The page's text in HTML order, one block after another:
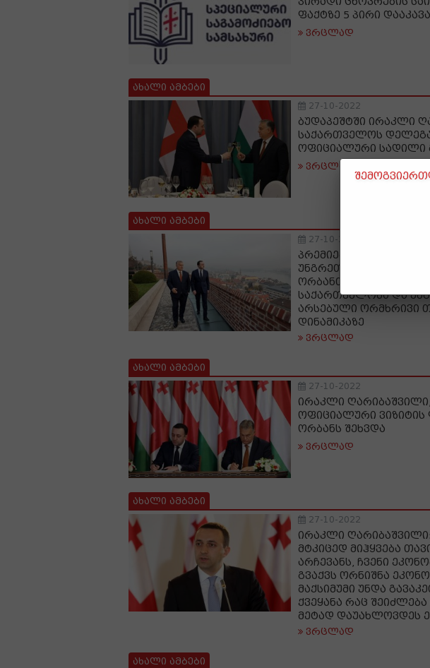
ფაქტზე 5 პირი დააკავა
ვრცლად
ახალი ამბები
27-10-2022
ბუდაპეშტში ირაკლი
საქართველოს
ოფიციალური სადილი
ვრცლად
ახალი ამბები
27-10-2022
პრემიერი: ნაყოფიერი
უნგრეთის პრემიერ-
ორბანთან; ყურადღება
საქართველოსა და
არსებული ორმხრივი
დინამიკაზე
ვრცლად
ახალი ამბები
27-10-2022
ირაკლი
ოფიციალური
ორბანს შეხვდა
ვრცლად
ახალი ამბები
27-10-2022
ირაკლი
მტკიცედ მიჰყვება
არჩევანს, ჩვენი
გვაქვს ორნიშნა
მაქსიმუმი უნდა
ქვეყანა რაც
მეტად დაუახლოვდეს
ვრცლად
ახალი ამბები